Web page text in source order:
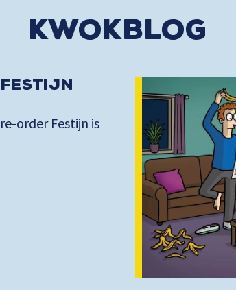
kwokblog
order Festijn is